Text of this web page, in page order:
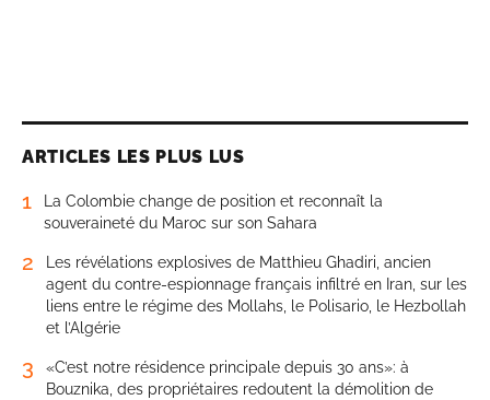
ARTICLES LES PLUS LUS
1
La Colombie change de position et reconnaît la
souveraineté du Maroc sur son Sahara
2
Les révélations explosives de Matthieu Ghadiri, ancien
agent du contre-espionnage français infiltré en Iran, sur les
liens entre le régime des Mollahs, le Polisario, le Hezbollah
et l’Algérie
3
«C’est notre résidence principale depuis 30 ans»: à
Bouznika, des propriétaires redoutent la démolition de